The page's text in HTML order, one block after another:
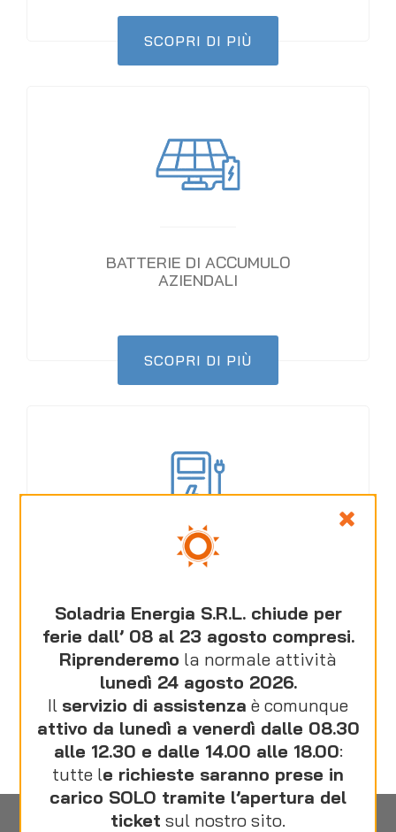
SCOPRI DI PIÙ
BATTERIE DI ACCUMULO
AZIENDALI
SCOPRI DI PIÙ
SCOPRI DI PIÙ
Soladria Energia S.R.L. chiude per
ferie dall’ 08 al 23 agosto compresi.
Riprenderemo la normale attività
lunedì 24 agosto 2026.
Il servizio di assistenza è comunque
attivo da lunedì a venerdì dalle 08.30
alle 12.30 e dalle 14.00 alle 18.00:
tutte le richieste saranno prese in
carico SOLO tramite l’apertura del
ticket sul nostro sito.